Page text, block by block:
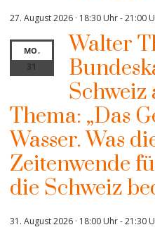
27. August 2026 · 18:30 Uhr-21:00
MO.
31
Walter
Schweiz
Thema: „Das
Wasser. Was
Zeitenwende
die Schweiz
31. August 2026 · 18:00 Uhr-21:30